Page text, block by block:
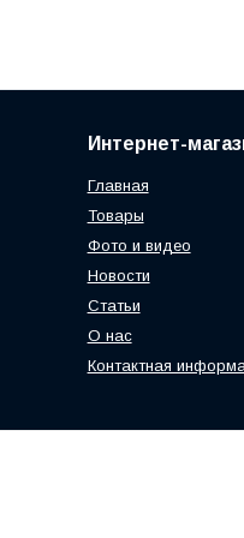
Интернет-
Главная
Товары
Фото и видео
Новости
Статьи
О нас
Контактная